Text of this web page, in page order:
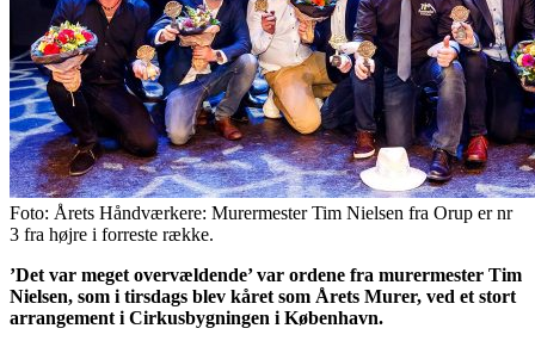
Foto: Årets Håndværkere: Murermester Tim Nielsen fra Orup er nr
3 fra højre i forreste række.
’Det var meget overvældende’ var ordene fra murermester Tim
Nielsen, som i tirsdags blev kåret som Årets Murer, ved et stort
arrangement i Cirkusbygningen i København.